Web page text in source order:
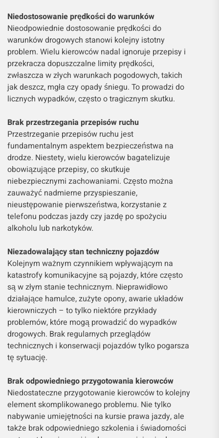
Niedostosowanie prędkości do warunków
Nieodpowiednie dostosowanie prędkości do
warunków drogowych stanowi kolejny istotny
problem. Wielu kierowców nadal ignoruje przepisy i
przekracza dopuszczalne limity prędkości,
zwłaszcza w złych warunkach pogodowych, takich
jak deszcz, mgła czy opady śniegu. To prowadzi do
licznych wypadków, często o tragicznym skutku.
Brak przestrzegania przepisów ruchu
Przestrzeganie przepisów ruchu jest
fundamentalnym aspektem bezpieczeństwa na
drodze. Niestety, wielu kierowców bagatelizuje
obowiązujące przepisy, co skutkuje
niebezpiecznymi zachowaniami. Często można
zauważyć nadmierne przyspieszanie,
nieustępowanie pierwszeństwa, korzystanie z
telefonu podczas jazdy czy jazdę po spożyciu
alkoholu lub narkotyków.
Niezadowalający stan techniczny pojazdów
Kolejnym ważnym czynnikiem wpływającym na
katastrofy komunikacyjne są pojazdy, które często
są w złym stanie technicznym. Nieprawidłowo
działające hamulce, zużyte opony, awarie układów
kierowniczych – to tylko niektóre przykłady
problemów, które mogą prowadzić do wypadków
drogowych. Brak regularnych przeglądów
technicznych i konserwacji pojazdów tylko pogarsza
tę sytuację.
Brak odpowiedniego przygotowania kierowców
Niedostateczne przygotowanie kierowców to kolejny
element skomplikowanego problemu. Nie tylko
nabywanie umiejętności na kursie prawa jazdy, ale
także brak odpowiedniego szkolenia i świadomości